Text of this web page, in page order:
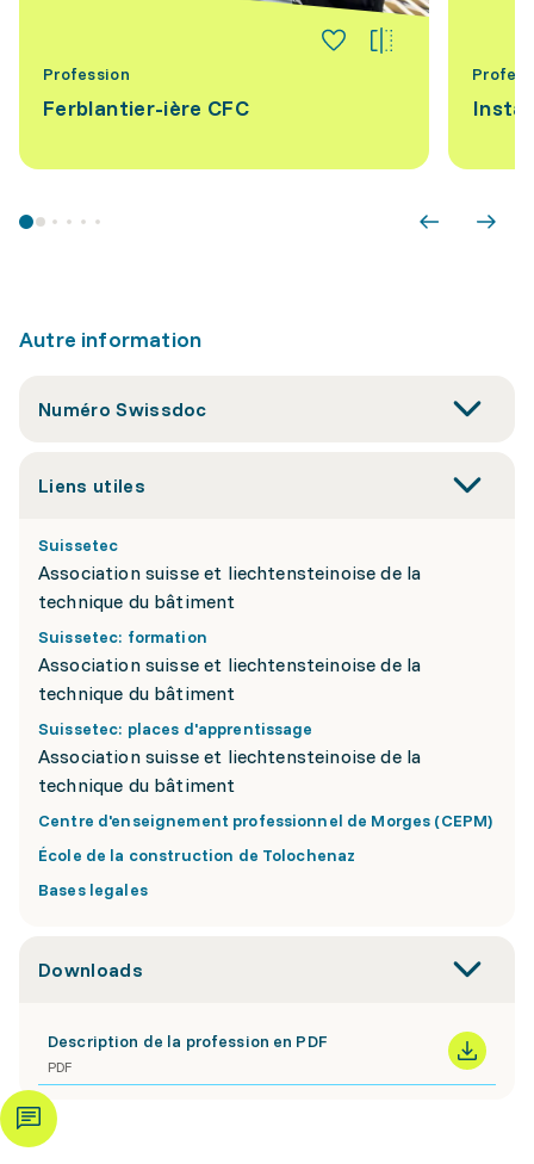
Profession
Ferblantier-ière CFC
Autre information
Numéro Swissdoc
Liens utiles
Suissetec
Association suisse et liechtensteinoise de la
technique du bâtiment
Suissetec: formation
Association suisse et liechtensteinoise de la
technique du bâtiment
Suissetec: places d'apprentissage
Association suisse et liechtensteinoise de la
technique du bâtiment
Centre d'enseignement professionnel de Morges (CEPM)
École de la construction de Tolochenaz
Bases legales
Downloads
Description de la profession en PDF
PDF